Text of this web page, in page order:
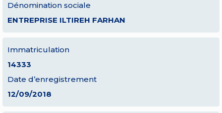
Dénomination sociale
ENTREPRISE ILTIREH FARHAN
Immatriculation
14333
Date d’enregistrement
12/09/2018